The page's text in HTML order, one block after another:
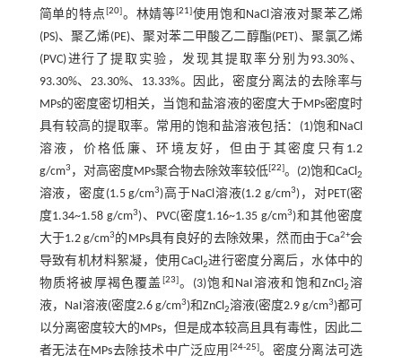
简单的特点 [20]。林婧等[21]使用饱和NaCl溶液对聚苯乙烯
(PS)、聚乙烯(PE)、聚对苯二甲酸乙二醇酯(PET)、聚氯乙烯
(PVC)进行了提取实验，发现其提取率分别为93.30%、
93.30%、23.30%、13.33%。因此，密度分离法的去除率与
MPs的密度密切相关，当饱和盐溶液的密度大于MPs密度时
具有较高的提取率。常用的饱和盐溶液包括：(1)饱和NaCl
溶液，价格低廉、环境友好，但由于其密度只有1.2
g/cm3 ，对高密度MPs聚合物去除效率较低[22]。(2)饱和CaCl2
溶液，密度(1.5 g/cm3)高于NaCl溶液(1.2 g/cm3)，对PET(密
度1.34~1.58 g/cm3)、PVC(密度1.16~1.35 g/cm3)和其他密度
大于1.2 g/cm3 的MPs具有良好的去除效果，然而由于Ca2+会
导致有机材料絮凝，使用CaCl 2进行密度分离后，水体中的
物质将被厚褐色覆盖 [23]。(3)饱和NaI溶液和饱和ZnCl2溶
液，NaI溶液(密度2.6 g/cm3)和ZnCl2溶液(密度2.9 g/cm3)都可
以分离密度较大的MPs，但是成本较高且具有毒性，因此二
者无法在MPs去除技术中广泛应用 [24-25]。密度分离法可选